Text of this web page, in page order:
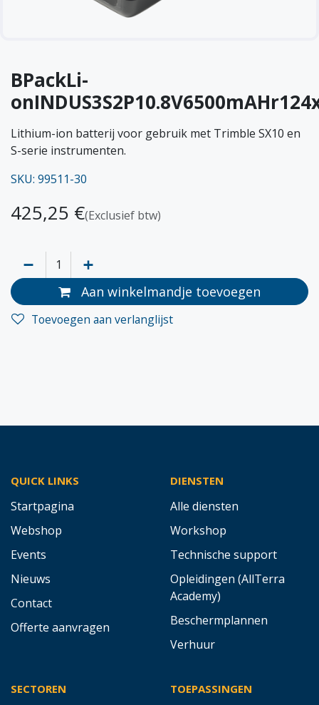
BPackLi-
Lithium-ion batterij voor gebruik met Trimble SX10 en
S-serie instrumenten.
SKU: 99511-30
425,25 €(Exclusief btw)
Aan winkelmandje toevoegen
Toevoegen aan verlanglijst
QUICK LINKS
Startpagina
Webshop
Events
Nieuws
Contact
Offerte aanvragen
DIENSTEN
Alle diensten
Workshop
Technische support
Opleidingen (AllTerra
Academy)
Beschermplannen
Verhuur
SECTOREN TOEPASSINGEN